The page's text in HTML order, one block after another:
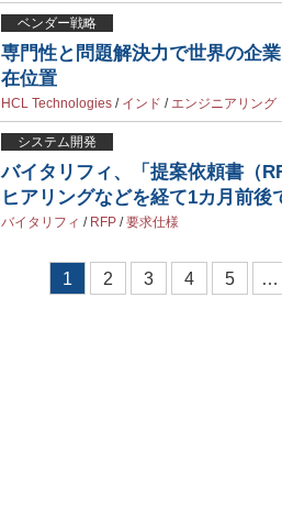
ベンダー戦略
専門性と問題解決力で世界の企
在位置
HCL Technologies / インド / エンジニアリング
システム開発
バイタリフィ、「提案依頼書（
ヒアリングなどを経て1カ月前後
バイタリフィ / RFP /要求仕様
1 2 3 4 5 …